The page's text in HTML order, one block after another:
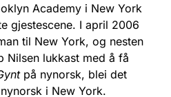
Academy i New York
gjestescene. I april 2006
til New York, og nesten
Nilsen lukkast med å få
på nynorsk, blei det
i New York.